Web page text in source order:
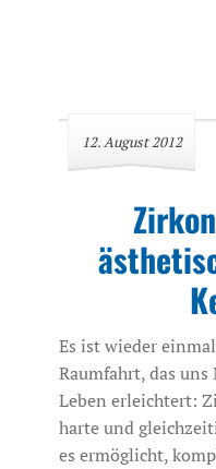
12. August 2012
Es ist wieder
Raumfahrt, das uns
Leben erleichtert:
harte und
es ermöglicht,